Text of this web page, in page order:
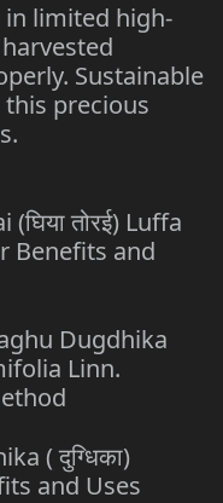
in limited high-
Sustainable
precious
तोरई) Luffa
Benefits and
Dugdhika
Linn.
( दुग्धिका)
and Uses